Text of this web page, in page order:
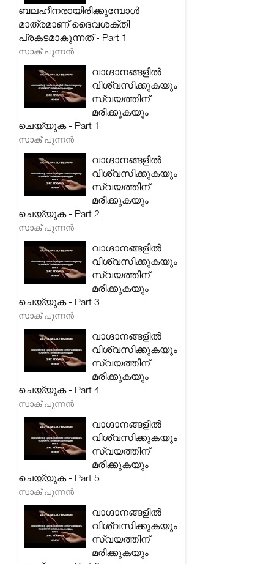
ബലഹീനരായിരിക്കുമ്പോൾ
മാത്രമാണ് ദൈവശക്തി
പ്രകടമാകുന്നത് - Part 1
സാക് പുന്നൻ
വാഗ്ദാനങ്ങളിൽ
വിശ്വസിക്കുകയും
സ്വയത്തിന്
മരിക്കുകയും
ചെയ്യുക - Part 1
സാക് പുന്നൻ
വാഗ്ദാനങ്ങളിൽ
വിശ്വസിക്കുകയും
സ്വയത്തിന്
മരിക്കുകയും
ചെയ്യുക - Part 2
സാക് പുന്നൻ
വാഗ്ദാനങ്ങളിൽ
വിശ്വസിക്കുകയും
സ്വയത്തിന്
മരിക്കുകയും
ചെയ്യുക - Part 3
സാക് പുന്നൻ
വാഗ്ദാനങ്ങളിൽ
വിശ്വസിക്കുകയും
സ്വയത്തിന്
മരിക്കുകയും
ചെയ്യുക - Part 4
സാക് പുന്നൻ
വാഗ്ദാനങ്ങളിൽ
വിശ്വസിക്കുകയും
സ്വയത്തിന്
മരിക്കുകയും
ചെയ്യുക - Part 5
സാക് പുന്നൻ
വാഗ്ദാനങ്ങളിൽ
വിശ്വസിക്കുകയും
സ്വയത്തിന്
മരിക്കുകയും